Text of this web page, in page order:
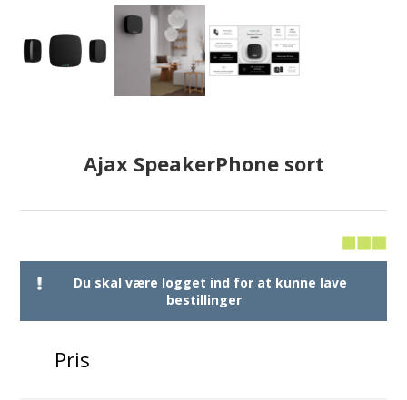
Ajax SpeakerPhone sort
Du skal være logget ind for at kunne lave
bestillinger
Pris